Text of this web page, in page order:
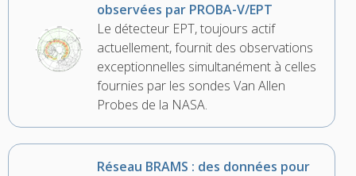
observées par PROBA-V/EPT
Le détecteur EPT, toujours actif
actuellement, fournit des observations
exceptionnelles simultanément à celles
fournies par les sondes Van Allen
Probes de la NASA.
Réseau BRAMS : des données pour